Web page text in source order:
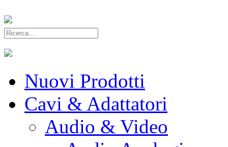
Nuovi Prodotti
Cavi & Adattatori
Audio & Video